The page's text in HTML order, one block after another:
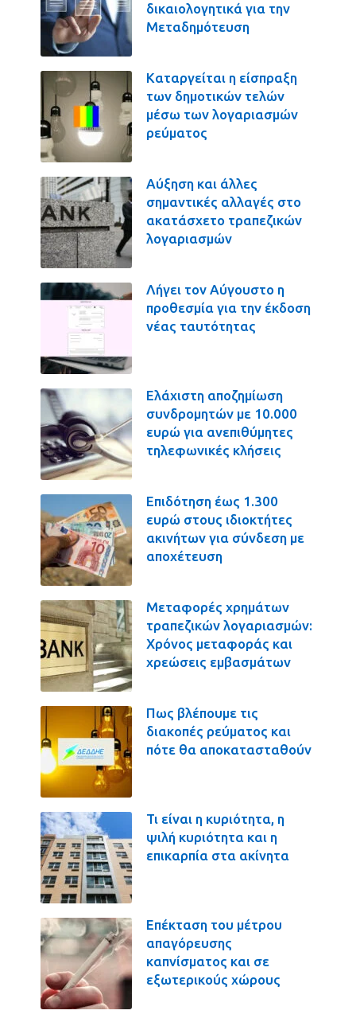
δικαιολογητικά για την
Μεταδημότευση
Καταργείται η είσπραξη
των δημοτικών τελών
μέσω των λογαριασμών
ρεύματος
Αύξηση και άλλες
σημαντικές αλλαγές στο
ακατάσχετο τραπεζικών
λογαριασμών
Λήγει τον Αύγουστο η
προθεσμία για την έκδοση
νέας ταυτότητας
Ελάχιστη αποζημίωση
συνδρομητών με 10.000
ευρώ για ανεπιθύμητες
τηλεφωνικές κλήσεις
Επιδότηση έως 1.300
ευρώ στους ιδιοκτήτες
ακινήτων για σύνδεση με
αποχέτευση
Μεταφορές χρημάτων
τραπεζικών λογαριασμών:
Χρόνος μεταφοράς και
χρεώσεις εμβασμάτων
Πως βλέπουμε τις
διακοπές ρεύματος και
πότε θα αποκατασταθούν
Τι είναι η κυριότητα, η
ψιλή κυριότητα και η
επικαρπία στα ακίνητα
Επέκταση του μέτρου
απαγόρευσης
καπνίσματος και σε
εξωτερικούς χώρους